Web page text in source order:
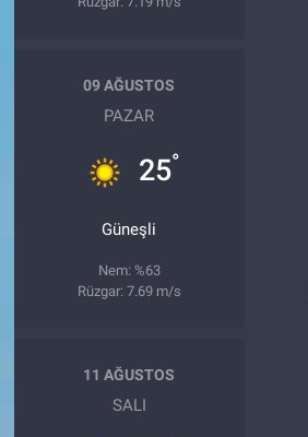
09 AĞUSTOS
PAZAR
25°
Güneşli
Nem: %63
Rüzgar: 7.69 m/s
11 AĞUSTOS
SALI